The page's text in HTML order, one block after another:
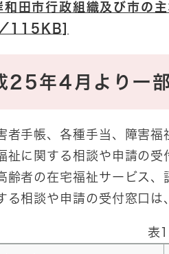
国際交流
和田市行政組織及び市の
115KB]
25年4月より一
手帳、各種手当、障害福
祉に関する相談や申請の受
者の在宅福祉サービス、
る相談や申請の受付窓口は
表1